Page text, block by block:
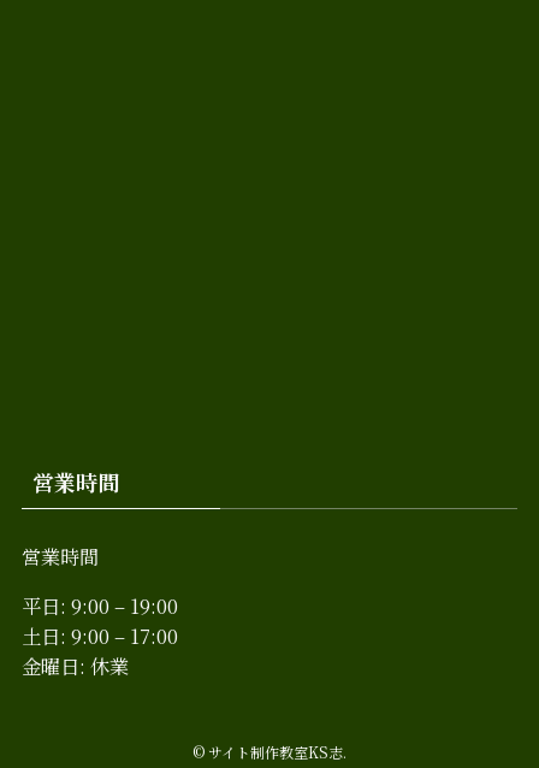
営業時間
営業時間
平日: 9:00 – 19:00
土日: 9:00 – 17:00
金曜日: 休業
© サイト制作教室KS志.